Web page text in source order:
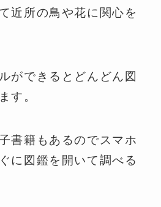
近所の鳥や花に関心を
ができるとどんどん図
す。
書籍もあるのでスマホ
に図鑑を開いて調べる